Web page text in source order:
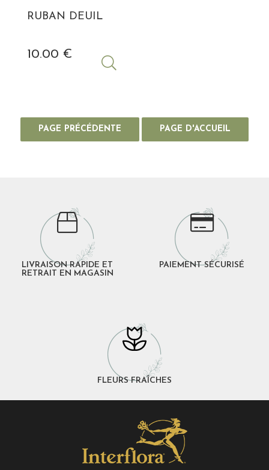
RUBAN DEUIL
10.00 €
LIVRAISON RAPIDE ET
RETRAIT EN MAGASIN
PAIEMENT SÉCURISÉ
FLEURS FRAÎCHES